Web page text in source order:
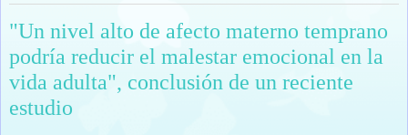
"Un nivel alto de afecto materno temprano
podría reducir el malestar emocional en la
vida adulta", conclusión de un reciente
estudio